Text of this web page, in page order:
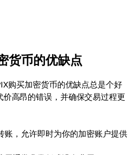
货币的优缺点
购买加密货币的优缺点总是个好
高昂的错误，并确保交易过程更
账，允许即时为你的加密账户提供